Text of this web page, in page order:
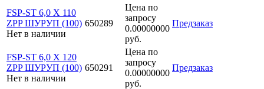
FSP-ST 6,0 X 110
ZPP ШУРУП (100)
Нет в наличии
650289
Цена по
запросу
0.00000000
руб.
Предзаказ
FSP-ST 6,0 X 120
ZPP ШУРУП (100)
Нет в наличии
650291
Цена по
запросу
0.00000000
руб.
Предзаказ